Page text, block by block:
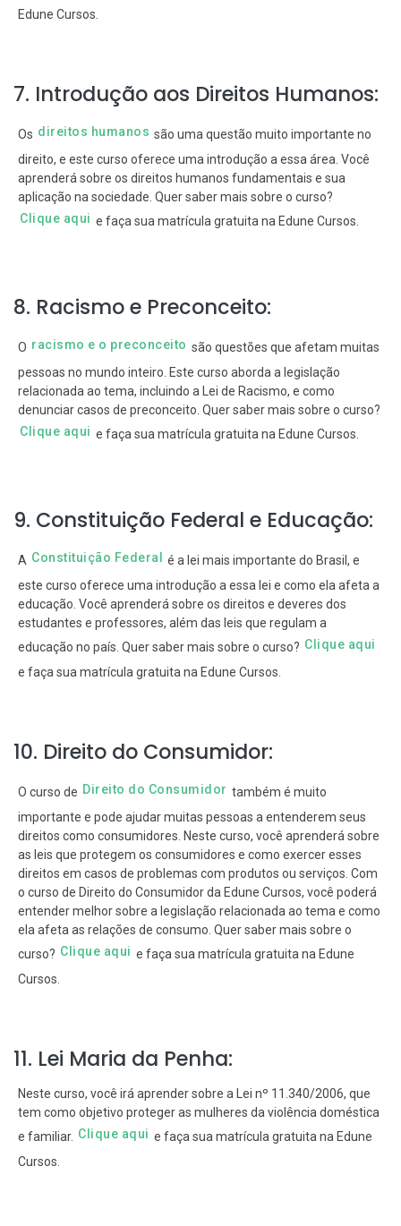
Edune Cursos.
7. Introdução aos Direitos Humanos:
Os direitos humanos são uma questão muito importante no
direito, e este curso oferece uma introdução a essa área. Você
aprenderá sobre os direitos humanos fundamentais e sua
aplicação na sociedade. Quer saber mais sobre o curso?
Clique aqui e faça sua matrícula gratuita na Edune Cursos.
8. Racismo e Preconceito:
O racismo e o preconceito são questões que afetam muitas
pessoas no mundo inteiro. Este curso aborda a legislação
relacionada ao tema, incluindo a Lei de Racismo, e como
denunciar casos de preconceito. Quer saber mais sobre o curso?
Clique aqui e faça sua matrícula gratuita na Edune Cursos.
9. Constituição Federal e Educação:
A Constituição Federal
é a lei mais importante do Brasil, e
este curso oferece uma introdução a essa lei e como ela afeta a
educação. Você aprenderá sobre os direitos e deveres dos
estudantes e professores, além das leis que regulam a
educação no país. Quer saber mais sobre o curso? Clique aqui
e faça sua matrícula gratuita na Edune Cursos.
10. Direito do Consumidor:
O curso de Direito do Consumidor também é muito
importante e pode ajudar muitas pessoas a entenderem seus
direitos como consumidores. Neste curso, você aprenderá sobre
as leis que protegem os consumidores e como exercer esses
direitos em casos de problemas com produtos ou serviços. Com
o curso de Direito do Consumidor da Edune Cursos, você poderá
entender melhor sobre a legislação relacionada ao tema e como
ela afeta as relações de consumo. Quer saber mais sobre o
curso? Clique aqui e faça sua matrícula gratuita na Edune
Cursos.
11. Lei Maria da Penha:
Neste curso, você irá aprender sobre a Lei nº 11.340/2006, que
tem como objetivo proteger as mulheres da violência doméstica
e familiar. Clique aqui e faça sua matrícula gratuita na Edune
Cursos.